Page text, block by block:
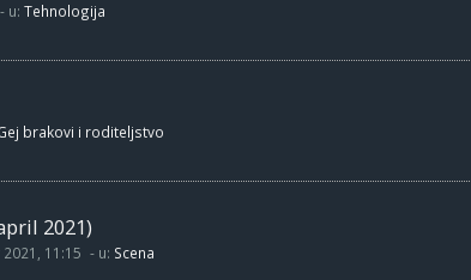
- u: Tehnologija
brakovi i roditeljstvo
2021)
11:15 - u: Scena